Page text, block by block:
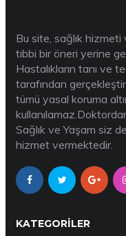
Bu site, sağlık
tıbbi bir öneri yerine
Hastalıkların tanı ve
tarafından
tümü yasal koruma
Sağlık ve Yaşam siz
hizmet vermektedir.
KATEGORILER